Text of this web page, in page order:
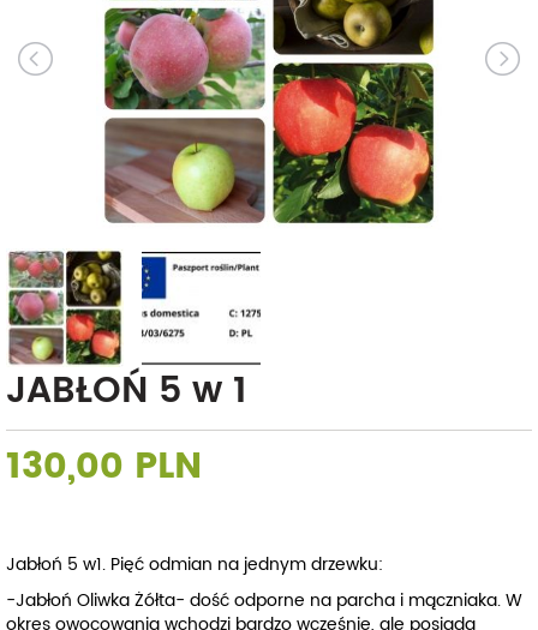
JABŁOŃ 5 w 1
130,00 PLN
Jabłoń 5 w1. Pięć odmian na jednym drzewku:
-Jabłoń Oliwka Żółta- dość odporne na parcha i mączniaka. W
okres owocowania wchodzi bardzo wcześnie, ale posiada